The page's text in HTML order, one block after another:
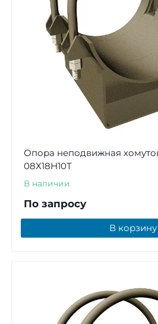
Опора неподвижная
08Х18Н10Т
В наличии
По запросу
В корзину